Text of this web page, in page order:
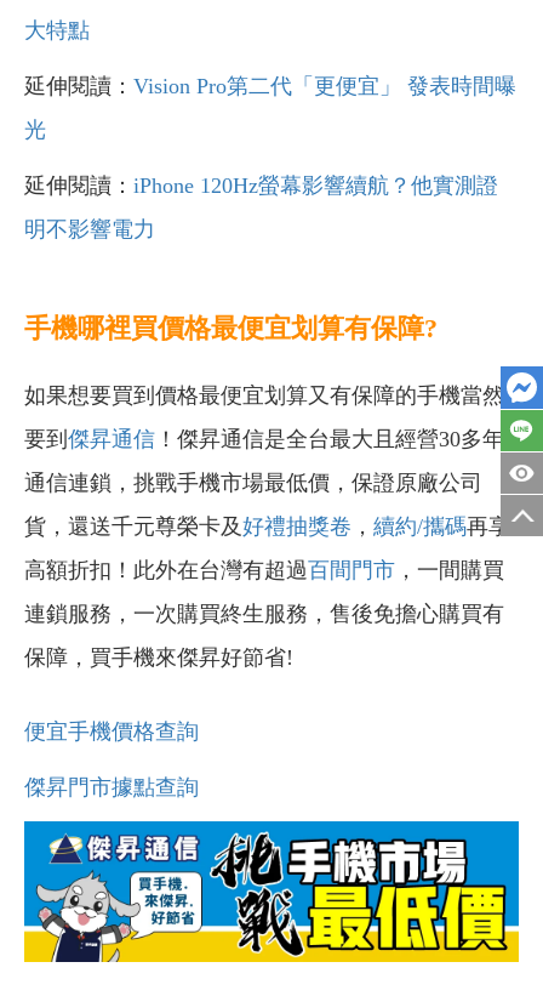
大特點
延伸閱讀： Vision Pro第二代「更便宜」 發表時間曝
光
延伸閱讀： iPhone 120Hz螢幕影響續航？他實測證
明不影響電力
手機哪裡買價格最便宜划算有保障?
如果想要買到價格最便宜划算又有保障的手機當然
要到 傑昇通信 ！傑昇通信是全台最大且經營30多年
通信連鎖，挑戰手機市場最低價，保證原廠公司
貨，還送千元尊榮卡及好禮抽獎卷 ， 續約/攜碼再享
高額折扣！此外在台灣有超過百間門市 ，一間購買
連鎖服務，一次購買終生服務，售後免擔心購買有
保障，買手機來傑昇好節省!
便宜手機價格查詢
傑昇門市據點查詢